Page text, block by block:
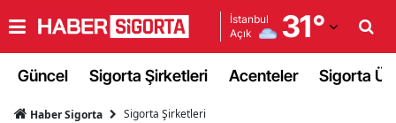
İstanbul
Açık
31°
Adana
Güncel Sigorta Şirketleri Acenteler Sigorta
Haber Sigorta Sigorta Şirketleri